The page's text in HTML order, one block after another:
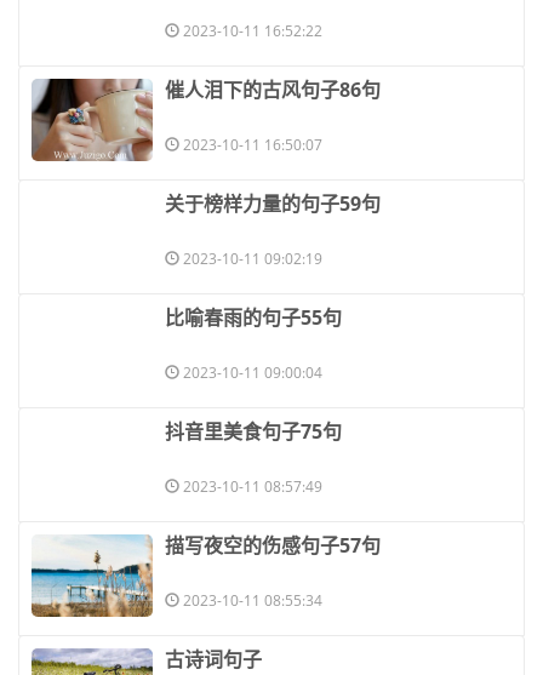
2023-10-11 16:52:22
​催人泪下的古风句子86句
2023-10-11 16:50:07
​关于榜样力量的句子59句
2023-10-11 09:02:19
​比喻春雨的句子55句
2023-10-11 09:00:04
​抖音里美食句子75句
2023-10-11 08:57:49
​描写夜空的伤感句子57句
2023-10-11 08:55:34
​古诗词句子